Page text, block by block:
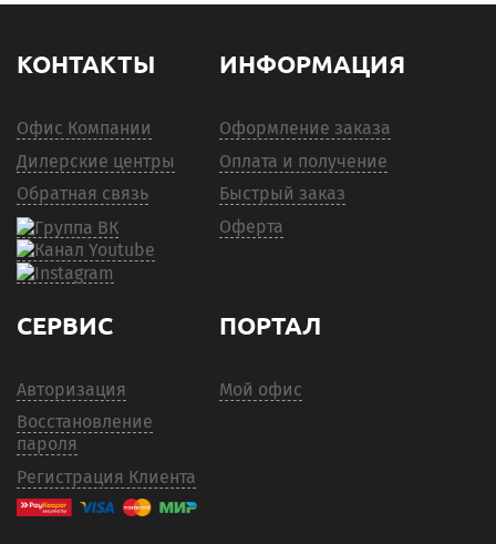
КОНТАКТЫ
Офис Компании
Дилерские центры
Обратная связь
ИНФОРМАЦИЯ
Оформление заказа
Оплата и получение
Быстрый заказ
Оферта
СЕРВИС
Авторизация
Восстановление
пароля
Регистрация Клиента
ПОРТАЛ
Мой офис